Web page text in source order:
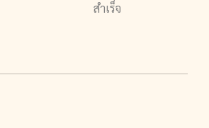
สำเร็จ